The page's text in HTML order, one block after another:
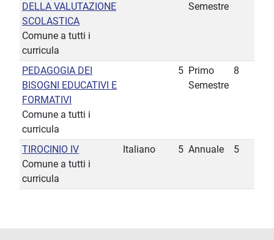
DELLA VALUTAZIONE
SCOLASTICA
Comune a tutti i
curricula
Semestre
PEDAGOGIA DEI
BISOGNI EDUCATIVI E
FORMATIVI
Comune a tutti i
curricula
5 Primo
Semestre
8
TIROCINIO IV
Comune a tutti i
curricula
Italiano 5 Annuale 5